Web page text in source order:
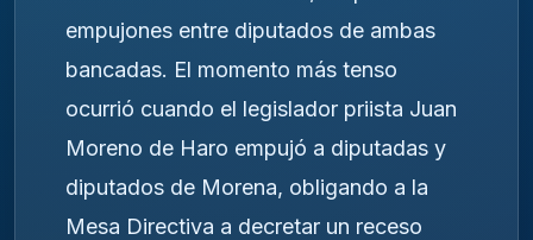
empujones entre diputados de ambas
bancadas. El momento más tenso
ocurrió cuando el legislador priista Juan
Moreno de Haro empujó a diputadas y
diputados de Morena, obligando a la
Mesa Directiva a decretar un receso